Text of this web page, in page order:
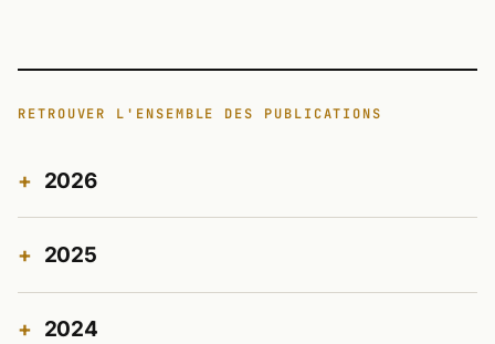
RETROUVER L'ENSEMBLE DES PUBLICATIONS
2026
2025
2024